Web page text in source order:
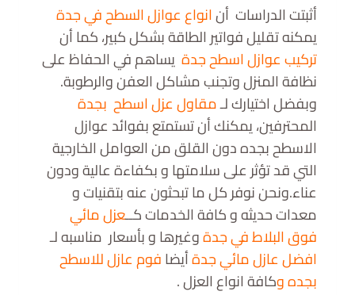
أثبتت الدراسات أنانواع عوازل السطح في جدة
يمكنه تقليل فواتير الطاقة بشكل كبير، كما أن
تركيب عوازل اسطح جدة يساهم في الحفاظ على
نظافة المنزل وتجنب مشاكل العفن والرطوبة.
وبفضل اختيارك لـمقاول عزل اسطح بجدة
المحترفين، يمكنك أن تستمتع بفوائد عوازل
الاسطح بجده دون القلق من العوامل الخارجية
التي قد تؤثر على سلامتها و بكفاءة عالية ودون
عناء.ونحن نوفر كل ما تبحثون عنه بتقنيات و
معدات حديثه و كافة الخدمات كــعزل مائي
فوق البلاط في جدةوغيرها و بأسعار مناسبه لـ
افضل عازل مائي جدةأيضافوم عازل للاسطح
بجده وكافة انواع العزل .